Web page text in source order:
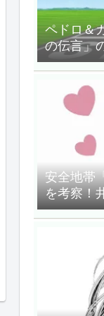
ペドロ＆
の伝言」
安全地帯
を考察！
は？